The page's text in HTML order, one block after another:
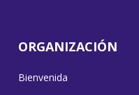
ORGANIZACIÓN
Bienvenida